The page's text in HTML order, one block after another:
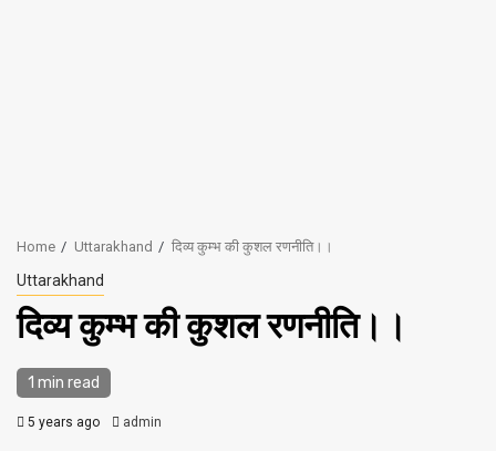
Home Uttarakhand दिव्य कुम्भ की कुशल रणनीति।।
Uttarakhand
दिव्य कुम्भ की कुशल रणनीति।।
1 min read
5 years ago admin